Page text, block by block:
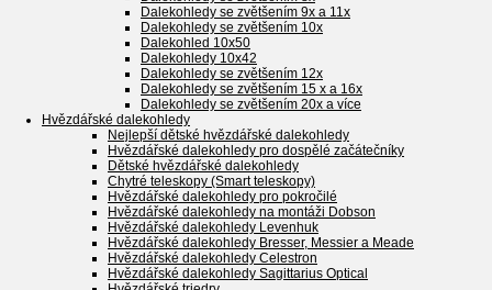
Dalekohledy se zvětšením 9x a 11x
Dalekohledy se zvětšením 10x
Dalekohled 10x50
Dalekohledy 10x42
Dalekohledy se zvětšením 12x
Dalekohledy se zvětšením 15 x a 16x
Dalekohledy se zvětšením 20x a více
Hvězdářské dalekohledy
Nejlepší dětské hvězdářské dalekohledy
Hvězdářské dalekohledy pro dospělé začátečníky
Dětské hvězdářské dalekohledy
Chytré teleskopy (Smart teleskopy)
Hvězdářské dalekohledy pro pokročilé
Hvězdářské dalekohledy na montáži Dobson
Hvězdářské dalekohledy Levenhuk
Hvězdářské dalekohledy Bresser, Messier a Meade
Hvězdářské dalekohledy Celestron
Hvězdářské dalekohledy Sagittarius Optical